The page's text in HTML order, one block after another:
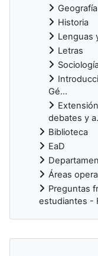
Geografía
Historia
Lenguas
Letras
Gé...
debates y
Biblioteca
EaD
Áreas
Preguntas
estudiantes -
Bloques